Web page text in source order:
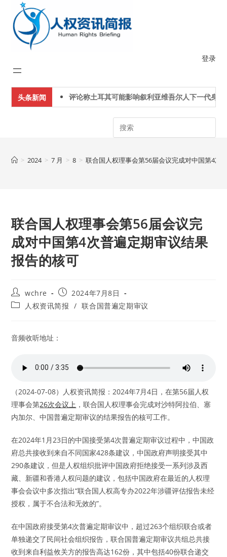
content
登录
头条新闻 评论称土耳其可能影响叙利亚维吾尔人下一代身份
Search
> 2024 > 7 月 > 8 > 联合国人权理事会第56届会议完成对中国第4次
联合国人权理事会第56届会议完
成对中国第4次普遍定期审议结果
报告的核可
Post
author:
wchre
Post
published:
2024年7月8日
Post 人权资讯简报 / 联合国普遍定期审议
音频收听地址：
（2024-07-08）人权资讯简报：2024年7月4日，在第56届人权
理事会第26次会议上 ，联合国人权理事会完成对沙特阿拉伯、塞
内加尔、中国普遍定期审议的结果报告的核可工作。
在2024年1月23日的中国接受第4次普遍定期审议过程中，中国政
府总共接收到来自不同国家428条建议，中国政府声明接受其中
290条建议，但是人权组织批评中国政府拒绝接受一系列涉及西
藏、新疆和香港人权问题的建议，包括中国政府在最近的人权理
事会会议中多次指出“联合国人权高专办2022年涉疆评估报告未经
授权，属于不合法和无效的”。
在中国政府接受第4次普遍定期审议中，超过263个组织联合或者
单独递交了民间社会组织报告，联合国普遍定期审议共组总共接
收到来自利益攸关方的报告高达162份，其中包括40份联合递交